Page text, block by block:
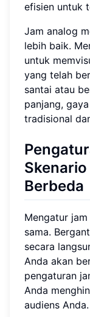
efisien untuk
Jam analog
lebih baik.
untuk
yang telah
santai atau
panjang,
tradisional
Berbeda
Mengatur
sama.
secara
Anda akan
pengaturan
Anda
audiens Anda.